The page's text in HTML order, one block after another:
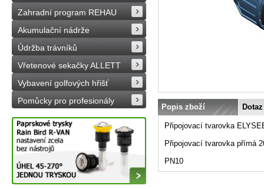
Zahradní program REHAU
Akumulační nádrže
Údržba trávníků
Vřetenové sekačky ALLETT
Vybavení golfových hřišť
Pomůcky pro profesionály
Popis zboží
Připojovací tvarovka
Připojovací tvarovka přímá
PN10